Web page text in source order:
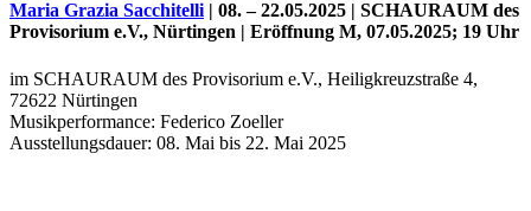
Maria Grazia Sacchitelli | 08. – 22.05.2025 | SCHAURAUM des
Provisorium e.V., Nürtingen | Eröffnung M, 07.05.2025; 19 Uhr
im SCHAURAUM des Provisorium e.V., Heiligkreuzstraße 4,
72622 Nürtingen
Musikperformance: Federico Zoeller
Ausstellungsdauer: 08. Mai bis 22. Mai 2025